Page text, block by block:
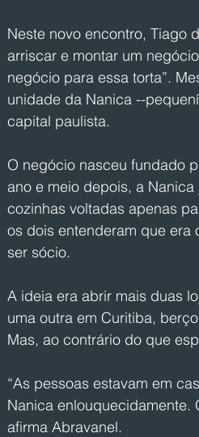
Neste novo encontro, Tiago
arriscar e montar um
negócio para essa torta”.
unidade da Nanica --
capital paulista.
O negócio nasceu fundado
ano e meio depois, a
cozinhas voltadas apenas
os dois entenderam que era
ser sócio.
A ideia era abrir mais duas
uma outra em Curitiba,
Mas, ao contrário do que
“As pessoas estavam em
Nanica enlouquecidamente.
afirma Abravanel.